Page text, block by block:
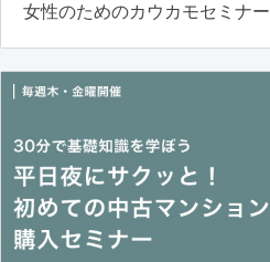
女性のためのカウカモセミナー